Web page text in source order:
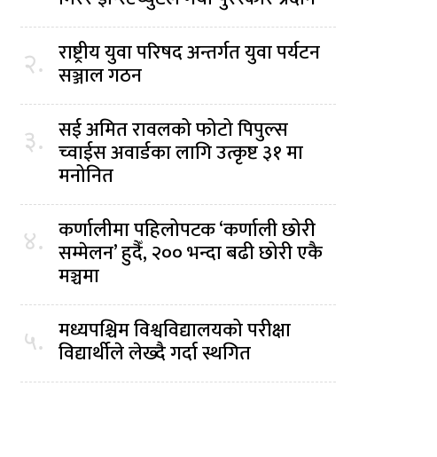
२. राष्ट्रीय युवा परिषद अन्तर्गत युवा पर्यटन
सञ्जाल गठन
३. सई अमित रावलको फोटो पिपुल्स
च्वाईस अवार्डका लागि उत्कृष्ट ३१ मा
मनोनित
४. कर्णालीमा पहिलोपटक ‘कर्णाली छोरी
सम्मेलन’ हुदैँ, २०० भन्दा बढी छोरी एकै
मञ्चमा
५. मध्यपश्चिम विश्वविद्यालयको परीक्षा
विद्यार्थीले लेख्दै गर्दा स्थगित